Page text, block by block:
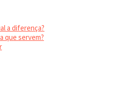
a diferença?
que servem?